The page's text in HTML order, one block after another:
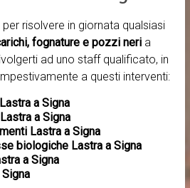
risolvere in giornata qualsiasi
fognature e pozzi neria
ad uno staff qualificato, in
a questi interventi:
a Signa
a Signa
Lastra a Signa
biologiche Lastra a Signa
a Signa